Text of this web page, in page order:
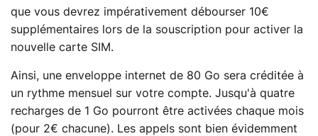
que vous devrez impérativement débourser 10€
supplémentaires lors de la souscription pour activer la
nouvelle carte SIM.
Ainsi, une enveloppe internet de 80 Go sera créditée à
un rythme mensuel sur votre compte. Jusqu'à quatre
recharges de 1 Go pourront être activées chaque mois
(pour 2€ chacune). Les appels sont bien évidemment